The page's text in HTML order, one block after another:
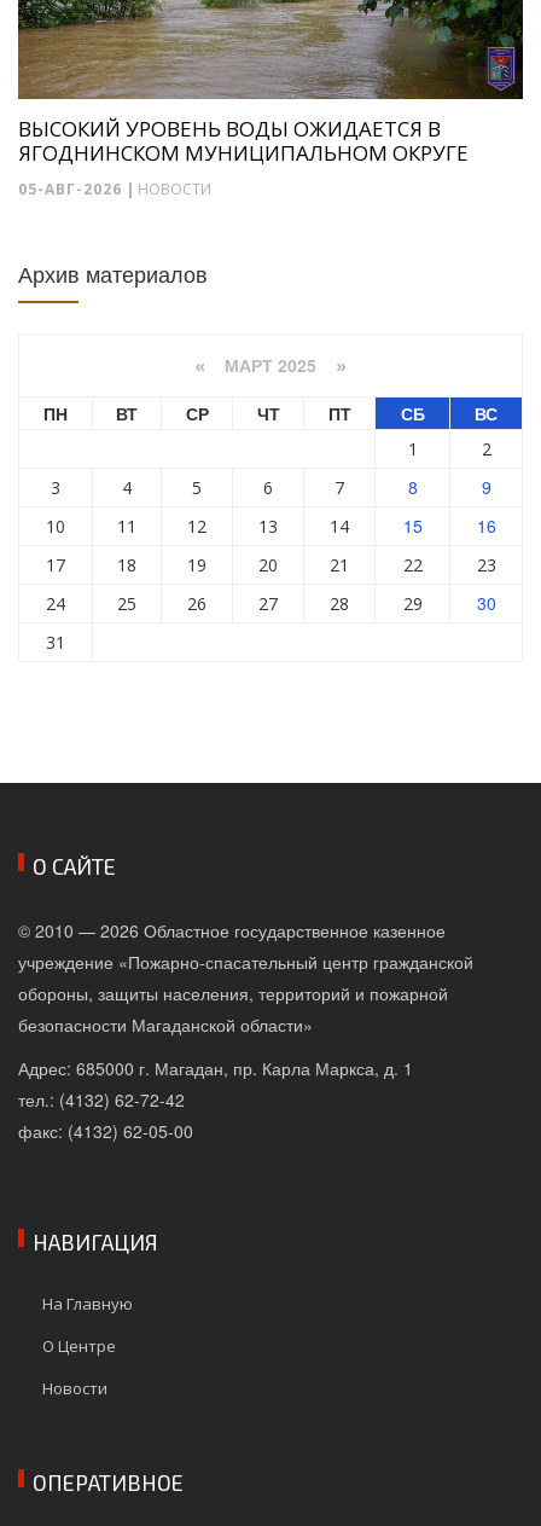
ВЫСОКИЙ УРОВЕНЬ ВОДЫ ОЖИДАЕТСЯ В
ЯГОДНИНСКОМ МУНИЦИПАЛЬНОМ ОКРУГЕ
05-АВГ-2026 | НОВОСТИ
Архив материалов
« МАРТ 2025 »
ПН ВТ СР ЧТ ПТ СБ ВС
1
2
3
4 5 6 7 8 9
10 11 12 13 14 15 16
17 18 19 20 21 22
23
24
25 26 27 28 29 30
31
О САЙТЕ
© 2010 — 2026 Областное государственное казенное
учреждение «Пожарно-спасательный центр гражданской
обороны, защиты населения, территорий и пожарной
безопасности Магаданской области»
Адрес: 685000 г. Магадан, пр. Карла Маркса, д. 1
тел.: (4132) 62-72-42
факс: (4132) 62-05-00
НАВИГАЦИЯ
На Главную
О Центре
Новости
ОПЕРАТИВНОЕ